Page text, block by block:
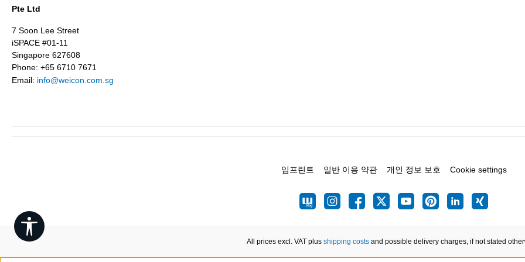
Pte Ltd
7 Soon Lee Street
iSPACE #01-11
Singapore 627608
Phone: +65 6710 7671
Email: info@weicon.com.sg
임프린트 일반 이용 약관 개인 정보 보호 Cookie settings
All prices excl. VAT plus shipping costs and possible delivery charges, if not stated
Show toolbar